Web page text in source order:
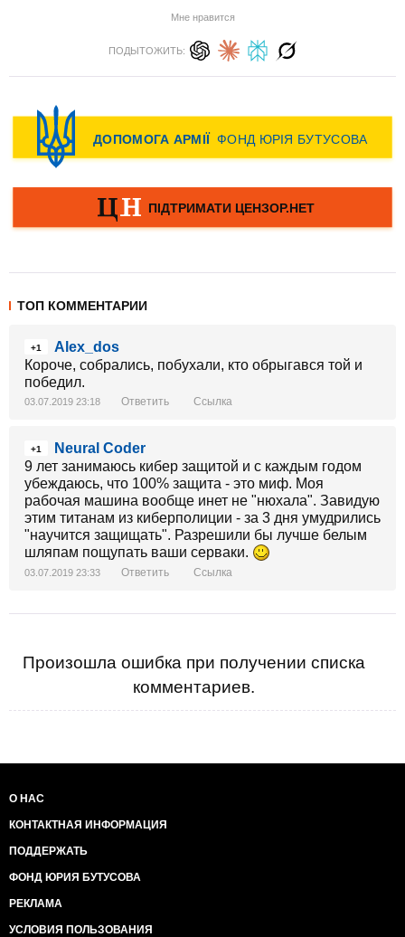
Мне нравится
ПОДЫТОЖИТЬ:
ТОП КОММЕНТАРИИ
+1
Alex_dos
Короче, собрались, побухали, кто обрыгався той и
победил.
03.07.2019 23:18 Ответить Ссылка
+1
Neural Coder
9 лет занимаюсь кибер защитой и с каждым годом
убеждаюсь, что 100% защита - это миф. Моя
рабочая машина вообще инет не "нюхала". Завидую
этим титанам из киберполиции - за 3 дня умудрились
"научится защищать". Разрешили бы лучше белым
шляпам пощупать ваши серваки.
03.07.2019 23:33 Ответить Ссылка
Произошла ошибка при получении списка
комментариев.
О НАС
КОНТАКТНАЯ ИНФОРМАЦИЯ
ПОДДЕРЖАТЬ
ФОНД ЮРИЯ БУТУСОВА
РЕКЛАМА
УСЛОВИЯ ПОЛЬЗОВАНИЯ